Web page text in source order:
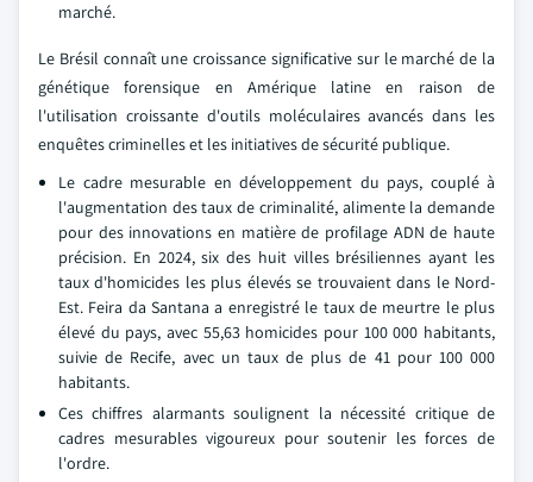
marché.
Le Brésil connaît une croissance significative sur le marché de la
génétique forensique en Amérique latine en raison de
l'utilisation croissante d'outils moléculaires avancés dans les
enquêtes criminelles et les initiatives de sécurité publique.
Le cadre mesurable en développement du pays, couplé à
l'augmentation des taux de criminalité, alimente la demande
pour des innovations en matière de profilage ADN de haute
précision. En 2024, six des huit villes brésiliennes ayant les
taux d'homicides les plus élevés se trouvaient dans le Nord-
Est. Feira da Santana a enregistré le taux de meurtre le plus
élevé du pays, avec 55,63 homicides pour 100 000 habitants,
suivie de Recife, avec un taux de plus de 41 pour 100 000
habitants.
Ces chiffres alarmants soulignent la nécessité critique de
cadres mesurables vigoureux pour soutenir les forces de
l'ordre.